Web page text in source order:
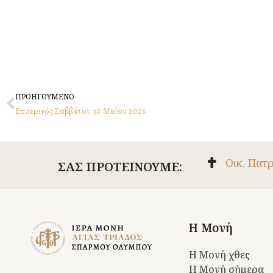
Prev
ΠΡΟΗΓΟΥΜΕΝΟ
Εσπερινός Σαββάτου 30 Mαΐου 2026
ΣΑΣ ΠΡΟΤΕΙΝΟΥΜΕ: Οικ.
Η Μονή
Η Μονή χθες
Η Μονή σήμερα